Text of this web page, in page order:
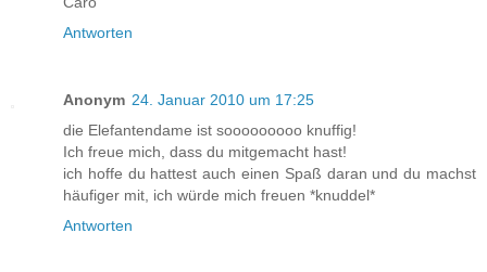
Antworten
Anonym 24. Januar 2010 um 17:25
die Elefantendame ist sooooooooo knuffig!
Ich freue mich, dass du mitgemacht hast!
ich hoffe du hattest auch einen Spaß daran und du machst
häufiger mit, ich würde mich freuen *knuddel*
Antworten